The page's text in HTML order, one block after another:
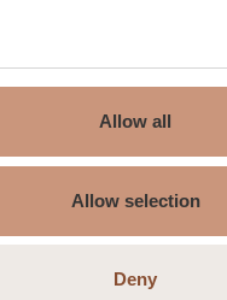
Allow all
Allow selection
Deny